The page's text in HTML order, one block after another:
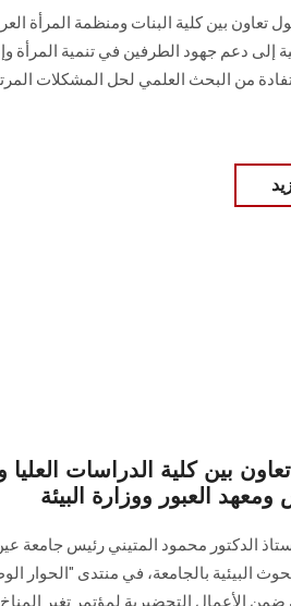
تعاون بين كلية البنات ومنظمة المرأة
إلى دعم جهود الطرفين في تنمية المرأة
من البحث العلمي لحل المشكلات
بين كلية الدراسات العليا
العبور ووزارة البيئة
الدكتور محمود المتيني رئيس
البيئية بالجامعة، في منتدى "الحوار